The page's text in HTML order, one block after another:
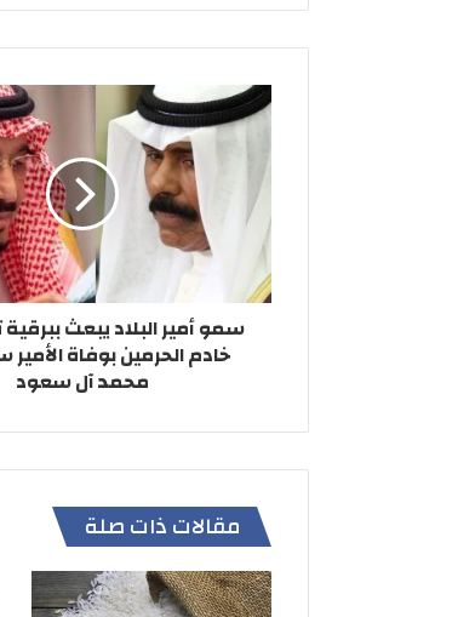
سمو أمير البلاد يبعث
خادم الحرمين بوفاة
محمد آل سعود
مقالات ذات صلة